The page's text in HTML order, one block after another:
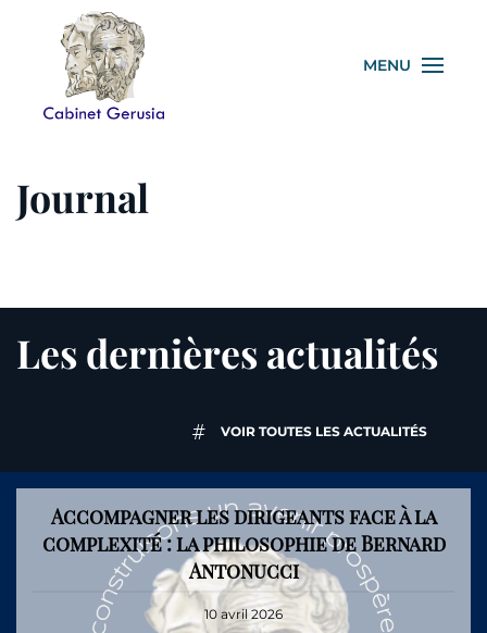
Skip
main
MENU
Journal
Les dernières actualités
VOIR TOUTES LES ACTUALITÉS
Accompagner les dirigeants face à la
complexité : la philosophie de Bernard
Antonucci
10 avril 2026